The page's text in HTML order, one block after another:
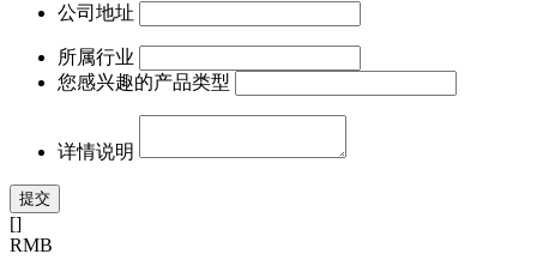
公司地址
所属行业
您感兴趣的产品类型
详情说明
[]
RMB